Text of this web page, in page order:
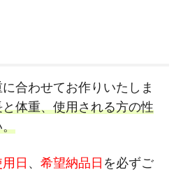
合わせてお作りいたしま
体重、使用される方の性
。
日 、 希望納品日 を必ずご